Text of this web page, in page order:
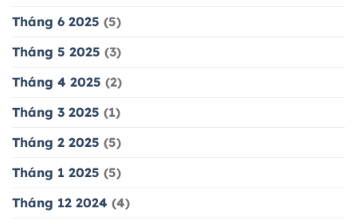
Tháng 6 2025 (5)
Tháng 5 2025 (3)
Tháng 4 2025 (2)
Tháng 3 2025 (1)
Tháng 2 2025 (5)
Tháng 1 2025 (5)
Tháng 12 2024 (4)